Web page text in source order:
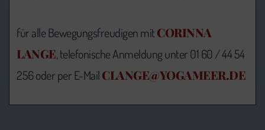
für alle Bewegungsfreudigen mitCORINNA
LANGE, telefonische Anmeldung unter 01 60 / 44 54
256 oder per E-MailCLANGE@YOGAMEER.DE